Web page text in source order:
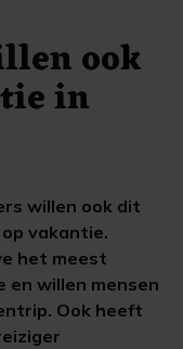
ook
in
willen ook dit
vakantie.
het meest
en willen mensen
Ook heeft